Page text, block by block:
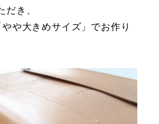
き、
や大きめサイズ」でお作り